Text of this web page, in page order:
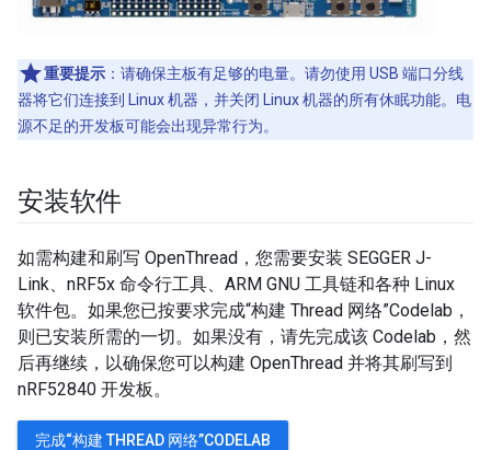
重要提示 ：请确保主板有足够的电量。请勿使用 USB 端口分线
器将它们连接到 Linux 机器，并关闭 Linux 机器的所有休眠功能。电
源不足的开发板可能会出现异常行为。
安装软件
如需构建和刷写 OpenThread，您需要安装 SEGGER J-
Link、nRF5x 命令行工具、ARM GNU 工具链和各种 Linux
软件包。如果您已按要求完成“构建 Thread 网络”Codelab，
则已安装所需的一切。如果没有，请先完成该 Codelab，然
后再继续，以确保您可以构建 OpenThread 并将其刷写到
nRF52840 开发板。
完成“构建 THREAD 网络”CODELAB